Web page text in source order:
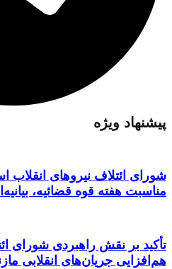
ویژه
نیروهای انقلاب اسلامی
هفته قوه قضائیه، بیانیه‌ای
نقش راهبردی شورای ائتلاف
جریان‌های انقلابی مازندران